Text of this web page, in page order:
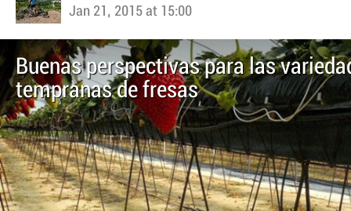
Jan 21, 2015 at 15:00
Buenas perspectivas para las
tempranas de fresas